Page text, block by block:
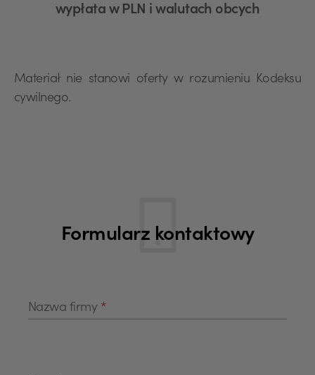
wypłata w PLN i walutach obcych
Materiał nie stanowi oferty w rozumieniu Kodeksu
cywilnego.
Formularz kontaktowy
Nazwa firmy *